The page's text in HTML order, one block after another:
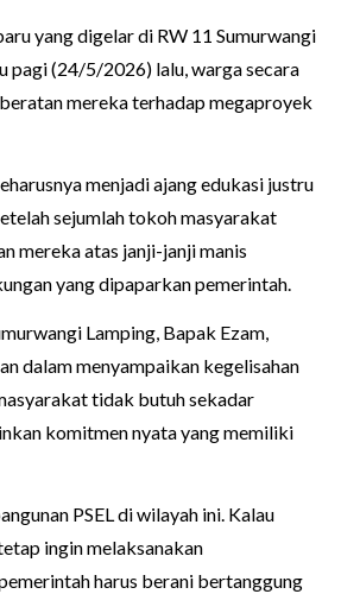
yang digelar di RW 11 Sumurwangi
pagi (24/5/2026) lalu, warga secara
mereka terhadap megaproyek
menjadi ajang edukasi justru
sejumlah tokoh masyarakat
mereka atas janji-janji manis
yang dipaparkan pemerintah.
Lamping, Bapak Ezam,
dalam menyampaikan kegelisahan
tidak butuh sekadar
komitmen nyata yang memiliki
PSEL di wilayah ini. Kalau
ingin melaksanakan
harus berani bertanggung